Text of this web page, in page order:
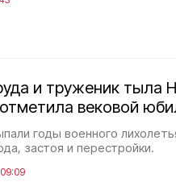
и труженик тыла
вековой
годы военного
застоя и перестройки.